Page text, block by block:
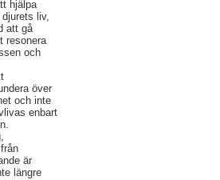
hjälpa
liv,
att gå
resonera
och
över
och inte
enbart
är
längre